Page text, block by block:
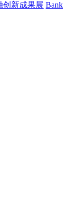
创新成果展 Bank